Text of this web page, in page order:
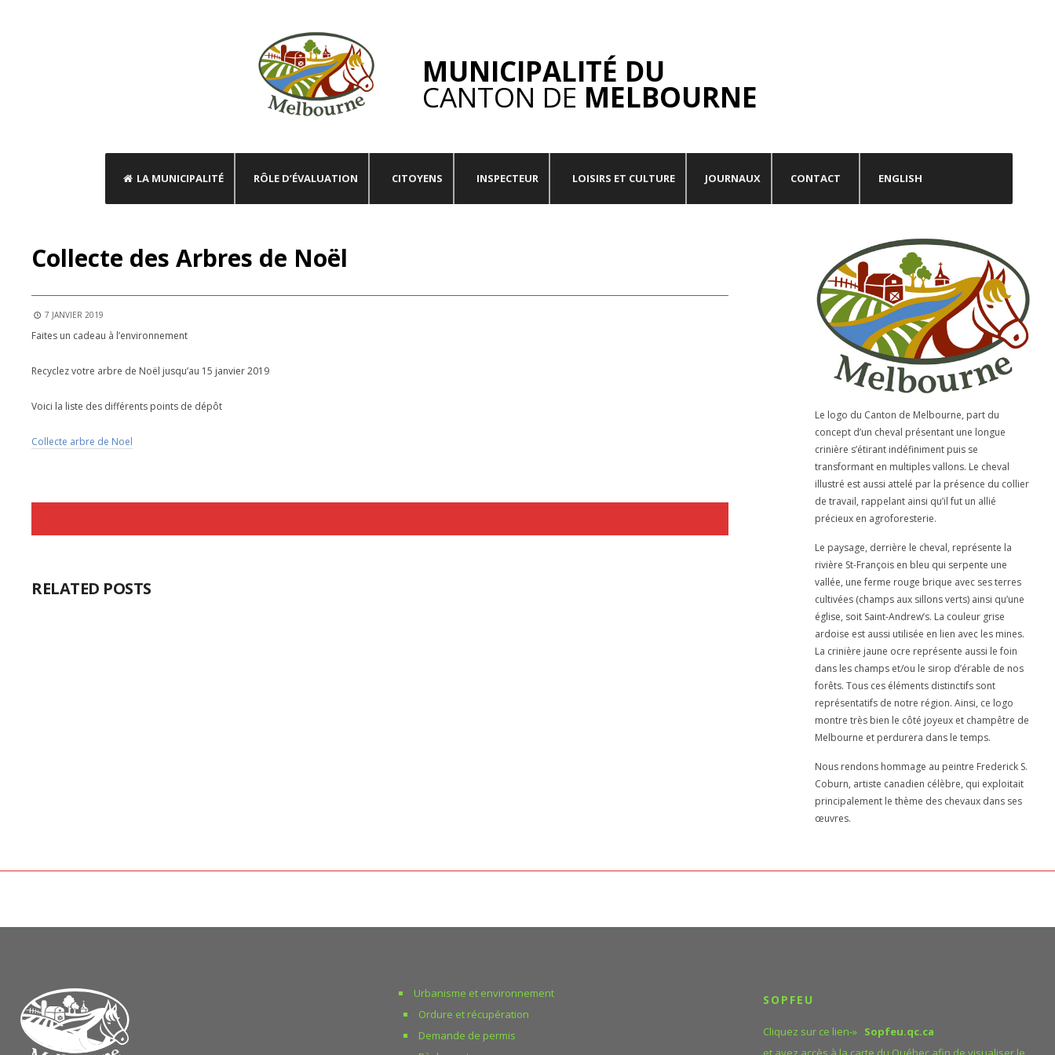
MUNICIPALITÉ DU
CANTON DE MELBOURNE
LA MUNICIPALITÉ RÔLE D’ÉVALUATION CITOYENS INSPECTEUR LOISIRS ET CULTURE JOURNAUX CONTACT ENGLISH
Collecte des Arbres de Noël
7 JANVIER 2019
Faites un cadeau à l’environnement
Recyclez votre arbre de Noël jusqu’au 15 janvier 2019
Voici la liste des différents points de dépôt
Collecte arbre de Noel
RELATED POSTS
Le logo du Canton de Melbourne, part du
concept d’un cheval présentant une longue
crinière s’étirant indéfiniment puis se
transformant en multiples vallons. Le cheval
illustré est aussi attelé par la présence du collier
de travail, rappelant ainsi qu’il fut un allié
précieux en agroforesterie.
Le paysage, derrière le cheval, représente la
rivière St-François en bleu qui serpente une
vallée, une ferme rouge brique avec ses terres
cultivées (champs aux sillons verts) ainsi qu’une
église, soit Saint-Andrew’s. La couleur grise
ardoise est aussi utilisée en lien avec les mines.
La crinière jaune ocre représente aussi le foin
dans les champs et/ou le sirop d’érable de nos
forêts. Tous ces éléments distinctifs sont
représentatifs de notre région. Ainsi, ce logo
montre très bien le côté joyeux et champêtre de
Melbourne et perdurera dans le temps.
Nous rendons hommage au peintre Frederick S.
Coburn, artiste canadien célèbre, qui exploitait
principalement le thème des chevaux dans ses
œuvres.
Urbanisme et environnement
Ordure et récupération
Demande de permis
SOPFEU
Cliquez sur ce lien-» Sopfeu.qc.ca